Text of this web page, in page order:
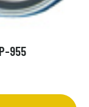
955